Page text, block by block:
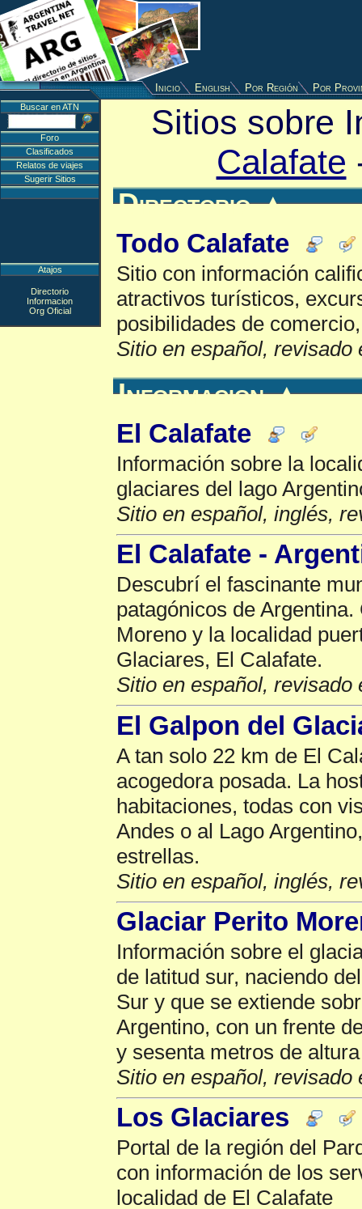
Inicio English Por Región Por
Sitios sobre
Calafate
Directorio▲
Todo Calafate
Sitio con información
atractivos turísticos,
posibilidades de
Sitio en español, revisado
Informacion▲
El Calafate
Información sobre la
glaciares del lago
Sitio en español, inglés,
El Calafate -
Descubrí el fascinante
patagónicos de
Moreno y la localidad
Glaciares, El Calafate.
Sitio en español, revisado
El Galpon del
A tan solo 22 km de El
acogedora posada. La
habitaciones, todas con
Andes o al Lago
estrellas.
Sitio en español, inglés,
Glaciar Perito
Información sobre el
de latitud sur, naciendo
Sur y que se extiende
Argentino, con un frente
y sesenta metros de altura
Sitio en español, revisado
Los Glaciares
Portal de la región del
con información de los
localidad de El Calafate
Buscar en ATN
Foro
Clasificados
Relatos de viajes
Sugerir Sitios
Atajos
Directorio
Informacion
Org Oficial